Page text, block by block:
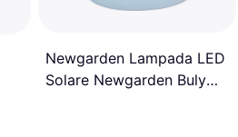
Newgarden Lampada LED
Solare Newgarden Buly